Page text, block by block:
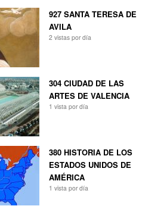
927 SANTA TERESA DE
AVILA
2 vistas por día
304 CIUDAD DE LAS
ARTES DE VALENCIA
1 vista por día
380 HISTORIA DE LOS
ESTADOS UNIDOS DE
AMÉRICA
1 vista por día